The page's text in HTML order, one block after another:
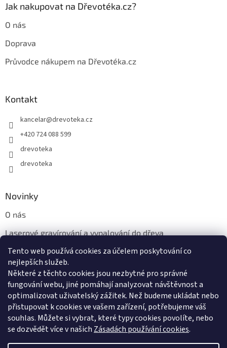
Tento web používá cookies za účelem poskytování co
nejlepších služeb.
Některé z těchto cookies jsou nezbytné pro správné
fungování webu, jiné pomáhají analyzovat návštěvnost a
optimalizovat uživatelský zážitek. Než budeme ukládat nebo
přistupovat k cookies ve vašem zařízení, potřebujeme váš
souhlas. Můžete si vybrat, které typy cookies povolíte, nebo
se dozvědět více v našich Zásadách používání cookies.
Jak nakupovat na Dřevotéka.cz?
O nás
Doprava
Průvodce nákupem na Dřevotéka.cz
Kontakt
kancelar@drevoteka.cz
+420 724 088 599
drevoteka
drevoteka
Novinky
O nás
Laserové gravírování a vypalování do dřeva
Proč jíst z přírodních dřevěných talířů: Ekologická a Stylová
Volba